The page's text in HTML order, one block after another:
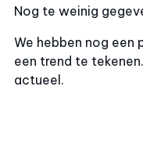
Nog te weinig
We hebben nog een
een trend te
actueel.